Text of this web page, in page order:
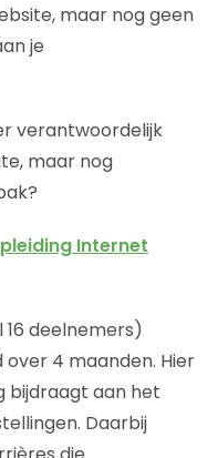
maar nog geen
je
verantwoordelijk
maar nog
Internet
deelnemers)
4 maanden. Hier
bijdraagt aan het
Daarbij